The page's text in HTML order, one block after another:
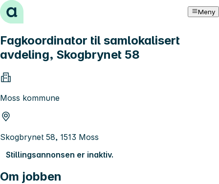
Hopp til innhold Meny
Fagkoordinator til samlokalisert
avdeling, Skogbrynet 58
Moss kommune
Skogbrynet 58, 1513 Moss
Stillingsannonsen er inaktiv.
Om jobben